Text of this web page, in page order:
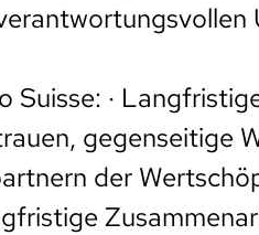
Suisse: ·
gegenseitige
der